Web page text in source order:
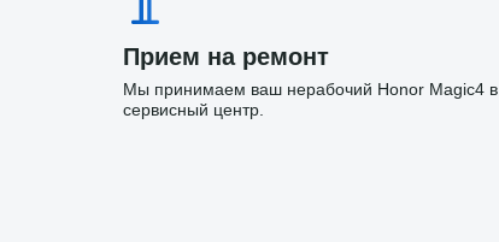
Прием на ремонт
Мы принимаем ваш нерабочий Honor Magic4 в
сервисный центр.